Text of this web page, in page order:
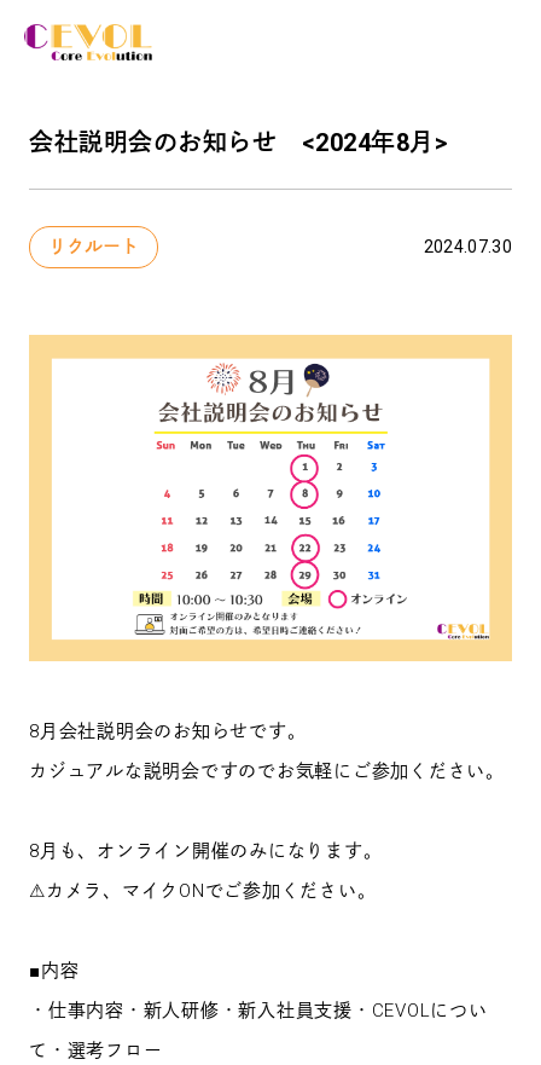
会社説明会のお知らせ <2024年8月>
リクルート 2024.07.30
8月会社説明会のお知らせです。
カジュアルな説明会ですのでお気軽にご参加ください。
8月も、オンライン開催のみになります。
⚠カメラ、マイクONでご参加ください。
■内容
・仕事内容・新人研修・新入社員支援・CEVOLについ
て・選考フロー